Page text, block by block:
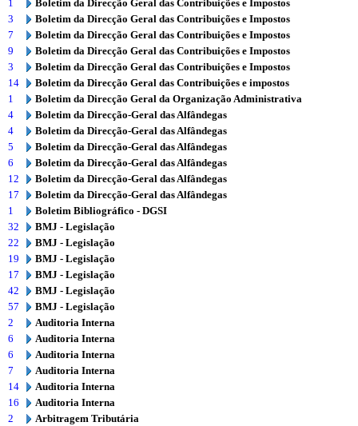
1
Boletim da Direcção Geral das Contribuições e Impostos
3
Boletim da Direcção Geral das Contribuições e Impostos
7
Boletim da Direcção Geral das Contribuições e Impostos
9
Boletim da Direcção Geral das Contribuições e Impostos
3
Boletim da Direcção Geral das Contribuições e Impostos
14
Boletim da Direcção Geral das Contribuições e impostos
1
Boletim da Direcção Geral da Organização Administrativa
4
Boletim da Direcção-Geral das Alfândegas
4
Boletim da Direcção-Geral das Alfândegas
5
Boletim da Direcção-Geral das Alfândegas
6
Boletim da Direcção-Geral das Alfândegas
12
Boletim da Direcção-Geral das Alfândegas
17
Boletim da Direcção-Geral das Alfândegas
1
Boletim Bibliográfico - DGSI
32
BMJ - Legislação
22
BMJ - Legislação
19
BMJ - Legislação
17
BMJ - Legislação
42
BMJ - Legislação
57
BMJ - Legislação
2
Auditoria Interna
6
Auditoria Interna
6
Auditoria Interna
7
Auditoria Interna
14
Auditoria Interna
16
Auditoria Interna
2
Arbitragem Tributária